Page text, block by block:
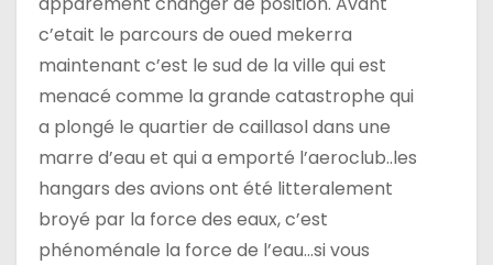
c’etait le parcours de oued mekerra
maintenant c’est le sud de la ville qui est
menacé comme la grande catastrophe qui
a plongé le quartier de caillasol dans une
marre d’eau et qui a emporté l’aeroclub..les
hangars des avions ont été litteralement
broyé par la force des eaux, c’est
phénoménale la force de l’eau…si vous